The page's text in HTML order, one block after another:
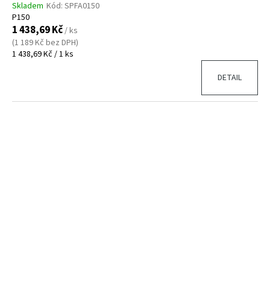
Skladem Kód: SPFA0150
P150
1 438,69 Kč/ ks
(1 189 Kč bez DPH)
Měrná
1 438,69 Kč / 1 ks
DETAIL